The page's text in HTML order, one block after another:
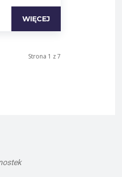
WIĘCEJ
Strona 1 z 7